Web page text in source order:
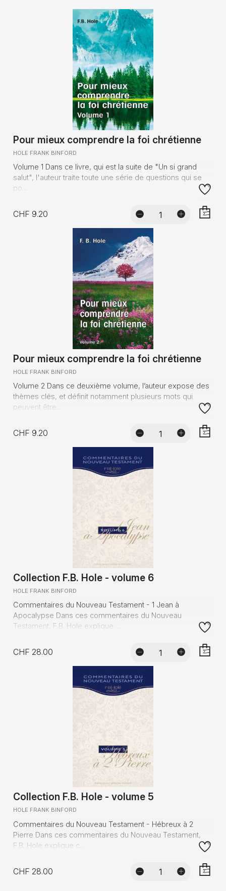
Pour mieux comprendre la foi chrétienne
HOLE FRANK BINFORD
Volume 1 Dans ce livre, qui est la suite de "Un si grand
salut", l'auteur traite toute une série de questions qui se
po...
CHF 9.20
Pour mieux comprendre la foi chrétienne
HOLE FRANK BINFORD
Volume 2 Dans ce deuxième volume, l’auteur expose des
thèmes clés, et définit notamment plusieurs mots qui
peuvent être...
CHF 9.20
Collection F.B. Hole - volume 6
HOLE FRANK BINFORD
Commentaires du Nouveau Testament - 1 Jean à
Apocalypse Dans ces commentaires du Nouveau
Testament, F.B. Hole explique ...
CHF 28.00
Collection F.B. Hole - volume 5
HOLE FRANK BINFORD
Commentaires du Nouveau Testament - Hébreux à 2
Pierre Dans ces commentaires du Nouveau Testament,
F.B. Hole explique c...
CHF 28.00